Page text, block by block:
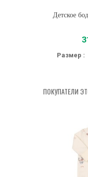
Детское
Размер :
ПОКУПАТЕЛИ